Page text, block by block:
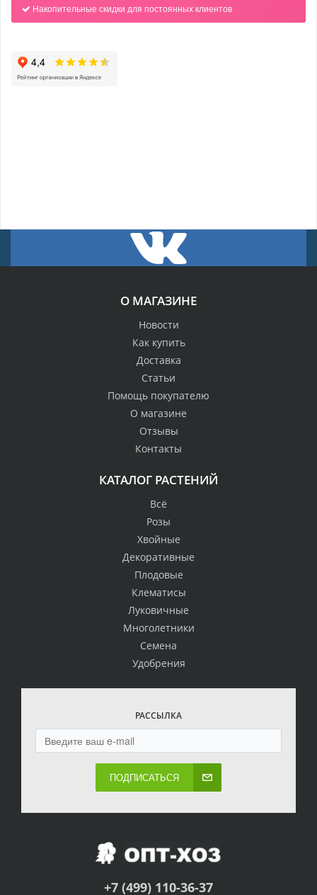
Накопительные скидки для постоянных клиентов
О МАГАЗИНЕ
Новости
Как купить
Доставка
Статьи
Помощь покупателю
О магазине
Отзывы
Контакты
КАТАЛОГ РАСТЕНИЙ
Всё
Розы
Хвойные
Декоративные
Плодовые
Клематисы
Луковичные
Многолетники
Семена
Удобрения
РАССЫЛКА
ПОДПИСАТЬСЯ
+7 (499) 110-36-37